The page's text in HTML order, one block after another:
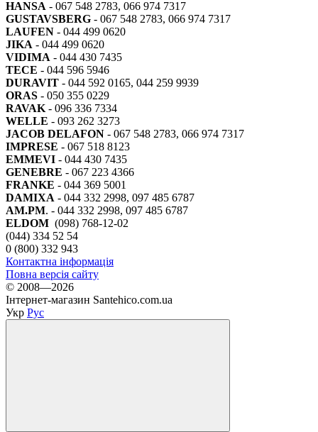
HANSA - 067 548 2783, 066 974 7317
GUSTAVSBERG - 067 548 2783, 066 974 7317
LAUFEN - 044 499 0620
JIKA - 044 499 0620
VIDIMA - 044 430 7435
TECE - 044 596 5946
DURAVIT - 044 592 0165, 044 259 9939
ORAS - 050 355 0229
RAVAK - 096 336 7334
WELLE - 093 262 3273
JACOB DELAFON - 067 548 2783, 066 974 7317
IMPRESE - 067 518 8123
EMMEVI - 044 430 7435
GENEBRE - 067 223 4366
FRANKE - 044 369 5001
DAMIXA - 044 332 2998, 097 485 6787
AM.PM. - 044 332 2998, 097 485 6787
ELDOM (098) 768-12-02
(044) 334 52 54
0 (800) 332 943
Контактна інформація
Повна версія сайту
© 2008—2026
Інтернет-магазин Santehico.com.ua
Укр Рус